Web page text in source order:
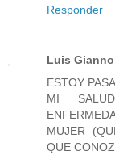
Responder
Luis
ESTOY
MI
MUJER
QUE